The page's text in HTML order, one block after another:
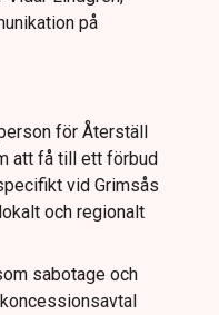
på
för Återställ
att få till ett förbud
vid Grimsås
och regionalt
sabotage och